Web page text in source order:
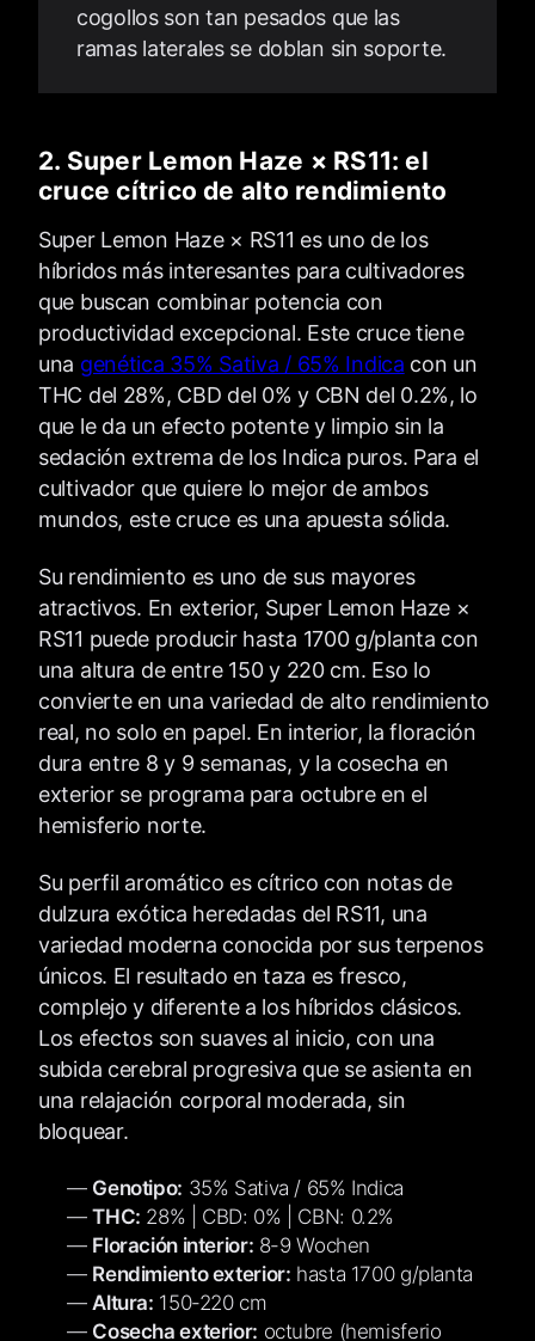
cogollos son tan pesados que las
ramas laterales se doblan sin soporte.
2. Super Lemon Haze × RS11: el
cruce cítrico de alto rendimiento
Super Lemon Haze × RS11 es uno de los
híbridos más interesantes para cultivadores
que buscan combinar potencia con
productividad excepcional. Este cruce tiene
una genética 35% Sativa / 65% Indica con un
THC del 28%, CBD del 0% y CBN del 0.2%, lo
que le da un efecto potente y limpio sin la
sedación extrema de los Indica puros. Para el
cultivador que quiere lo mejor de ambos
mundos, este cruce es una apuesta sólida.
Su rendimiento es uno de sus mayores
atractivos. En exterior, Super Lemon Haze ×
RS11 puede producir hasta 1700 g/planta con
una altura de entre 150 y 220 cm. Eso lo
convierte en una variedad de alto rendimiento
real, no solo en papel. En interior, la floración
dura entre 8 y 9 semanas, y la cosecha en
exterior se programa para octubre en el
hemisferio norte.
Su perfil aromático es cítrico con notas de
dulzura exótica heredadas del RS11, una
variedad moderna conocida por sus terpenos
únicos. El resultado en taza es fresco,
complejo y diferente a los híbridos clásicos.
Los efectos son suaves al inicio, con una
subida cerebral progresiva que se asienta en
una relajación corporal moderada, sin
bloquear.
Genotipo: 35% Sativa / 65% Indica
THC: 28% | CBD: 0% | CBN: 0.2%
Floración interior: 8-9 Wochen
Rendimiento exterior: hasta 1700 g/planta
Altura: 150-220 cm
Cosecha exterior: octubre (hemisferio